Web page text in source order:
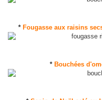
* Fougasse aux raisins
* Bouchées